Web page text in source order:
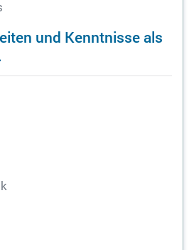
und Kenntnisse als